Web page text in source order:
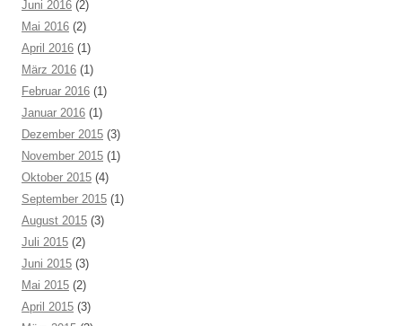
Juni 2016 (2)
Mai 2016 (2)
April 2016 (1)
März 2016 (1)
Februar 2016 (1)
Januar 2016 (1)
Dezember 2015 (3)
November 2015 (1)
Oktober 2015 (4)
September 2015 (1)
August 2015 (3)
Juli 2015 (2)
Juni 2015 (3)
Mai 2015 (2)
April 2015 (3)